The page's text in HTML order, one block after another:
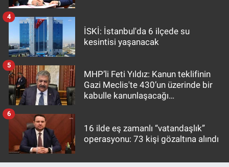
İSKİ: İstanbul'da 6 ilçede su
kesintisi yaşanacak
4
MHP’li Feti Yıldız: Kanun teklifinin
Gazi Meclis'te 430’un üzerinde bir
kabulle kanunlaşacağı
5
16 ilde eş zamanlı “vatandaşlık”
operasyonu: 73 kişi gözaltına alındı
6